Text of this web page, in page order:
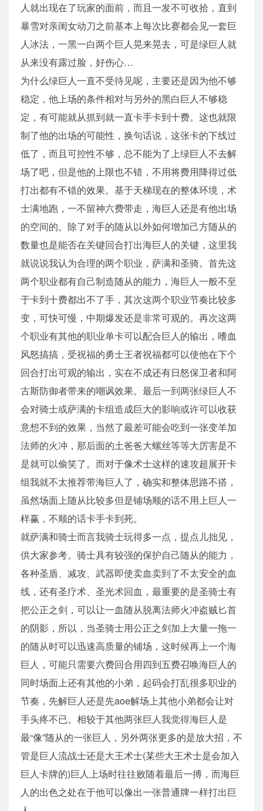
人就出现在了玩家的面前，而且一发不可收拾，直到
暴雪对亲闺女动刀之前基本上每次比赛都会见一套巨
人冰法，一黑一白两个巨人晃来晃去，可是绿巨人就
从来没有露过脸，好伤心…
为什么绿巨人一直不受待见呢，主要还是因为他不够
稳定，他上场的条件相对与另外的黑白巨人不够稳
定，有可能就从抓到就一直卡手卡到十费。这也就限
制了他的出场的可能性，换句话说，这张卡的下线过
低了，而且可控性不够，总不能为了上绿巨人不去解
场了吧，但是他的上限也不错，不用将费用降得过低
打出都有不错的效果。基于天梯现在的整体环境，术
士满地跑，一不留神六费带走，海巨人还是有他出场
的空间的。除了对手的随从以外如何增加己方随从的
数量也是能否在关键回合打出海巨人的关键，这里我
就说说我认为合理的两个职业，萨满和圣骑。首先这
两个职业都有自己制造随从的能力，海巨人一般不至
于卡到十费都出不了手，其次这两个职业节奏比较多
变，可快可慢，中期爆发还是非常可观的。再次这两
个职业有其他的职业单卡可以配合巨人的输出，嗜血
风怒搞搞，受祝福的勇士王者祝福都可以使他在下个
回合打出可观的输出，实在不成还有日怒保卫者和阿
古斯防御者带来的嘲讽效果。最后一到两张绿巨人不
会对骑士或萨满的卡组造成巨大的影响或许可以收获
意想不到的效果，当然了最差可能会吃到一张变羊加
法师的火冲，那后面的土爸爸大螺丝等等大厉害是不
是就可以偷笑了。而对于像术士这样的速攻超展开卡
组我就不太推荐带海巨人了，确实和整体思路不搭，
虽然场面上随从比较多但是铺场顺的话不用上巨人一
样赢，不顺的话卡手卡到死。
就萨满和骑士而言我骑士玩得多一点，提点儿拙见，
供大家参考。骑士具有较强的保护自己随从的能力，
各种圣盾、减攻、武器即使卖血卖到了不太安全的血
线，还有圣疗术、圣光术回血，最重要的是圣骑士有
把公正之剑，可以让一血随从脱离法师火冲盗贼匕首
的阴影，所以，当圣骑士用公正之剑加上大量一拖一
的随从时可以迅速高质量的铺场，这时候再上一个海
巨人，可能只需要六费回合用四到五费召唤海巨人的
同时场面上还有其他的小弟，起码会打乱很多职业的
节奏，先解巨人还是先aoe解场上其他小弟都会让对
手头疼不已。相较于其他两张巨人我觉得海巨人是
最“像”随从的一张巨人，另外两张更多的是放大招，不
管是巨人流战士还是大王术士(某些大王术士是会加入
巨人卡牌的)巨人上场时往往败随着最后一搏，而海巨
人的出色之处在于他可以像出一张普通牌一样打出巨